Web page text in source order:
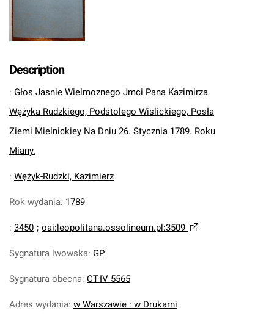
Description
: Głos Jasnie Wielmoznego Jmci Pana Kazimirza
Wężyka Rudzkiego, Podstolego Wislickiego, Posła
Ziemi Mielnickiey Na Dniu 26. Stycznia 1789. Roku
Miany.
: Wężyk-Rudzki, Kazimierz
Rok wydania: 1789
: 3450 ; oai:leopolitana.ossolineum.pl:3509
Sygnatura lwowska: GP
Sygnatura obecna: CT-IV 5565
Adres wydania: w Warszawie : w Drukarni